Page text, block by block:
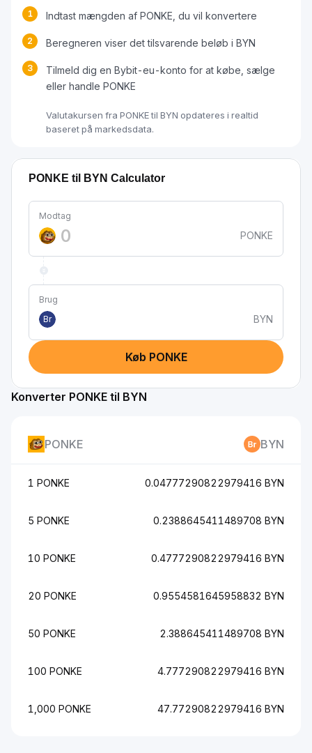
1 Indtast mængden af PONKE, du vil konvertere
2 Beregneren viser det tilsvarende beløb i BYN
3
Tilmeld dig en Bybit-eu-konto for at købe, sælge
eller handle PONKE
Valutakursen fra PONKE til BYN opdateres i realtid
baseret på markedsdata.
PONKE til BYN Calculator
Modtag
PONKE
Brug
Br
BYN
Køb PONKE
Konverter PONKE til BYN
PONKE BYN
1 PONKE 0.04777290822979416 BYN
5 PONKE 0.2388645411489708 BYN
10 PONKE 0.4777290822979416 BYN
20 PONKE 0.9554581645958832 BYN
50 PONKE 2.388645411489708 BYN
100 PONKE 4.777290822979416 BYN
1,000 PONKE 47.77290822979416 BYN